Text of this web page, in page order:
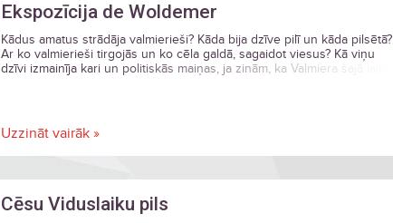
Ekspozīcija de Woldemer
Kādus amatus strādāja valmierieši? Kāda bija dzīve pilī un kāda pilsētā?
Ar ko valmierieši tirgojās un ko cēla galdā, sagaidot viesus? Kā viņu
dzīvi izmainīja kari un politiskās maiņas, ja zinām, ka Valmiera šajā laikā
Uzzināt vairāk »
Cēsu Viduslaiku pils